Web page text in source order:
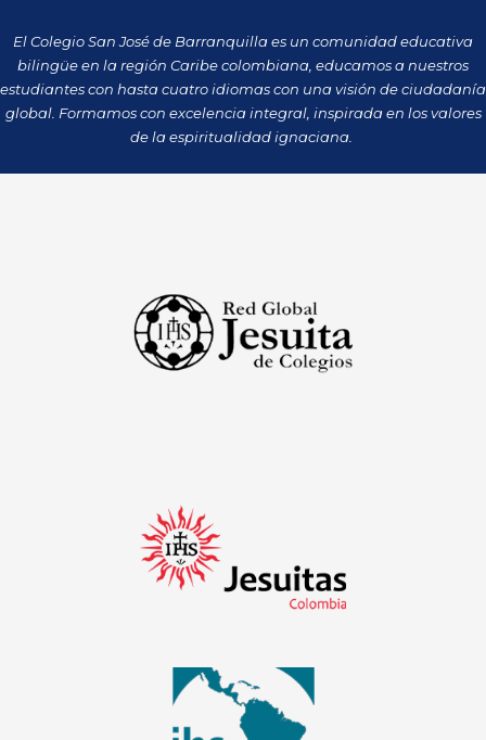
e
b
o
o
t
a
g
r
a
m
t
o
k
w
i
t
t
e
r
k
e
d
i
n
t
u
b
e
El Colegio San José de Barranquilla es un comunidad educativa
bilingüe en la región Caribe colombiana, educamos a nuestros
estudiantes con hasta cuatro idiomas con una visión de ciudadanía
global. Formamos con excelencia integral, inspirada en los valores
de la espiritualidad ignaciana.